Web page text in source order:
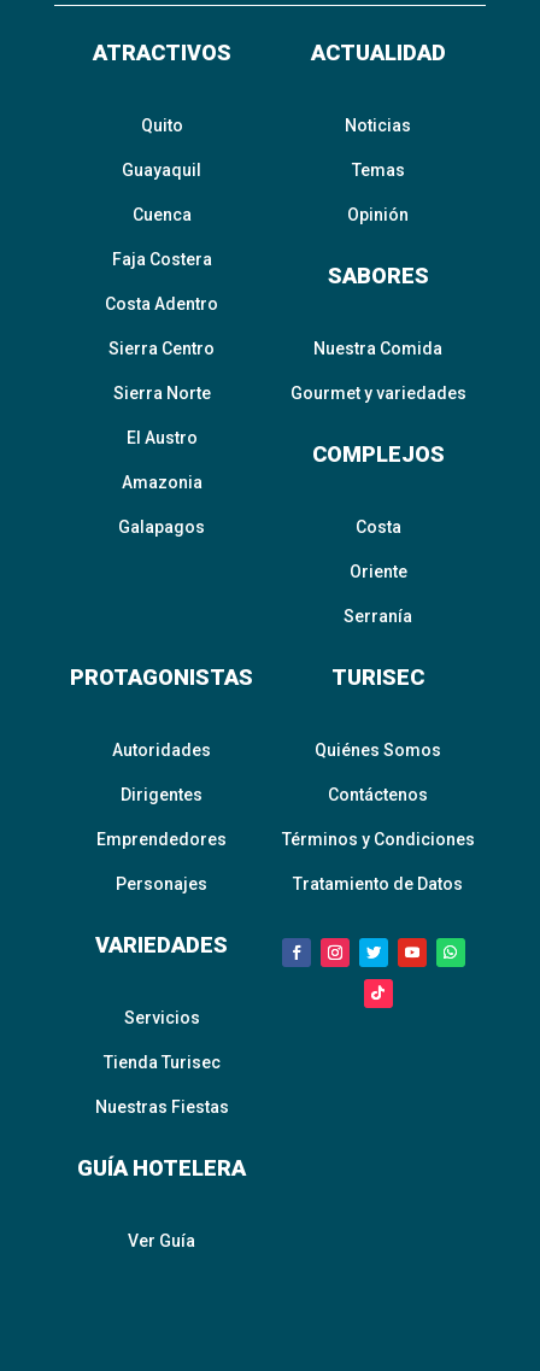
ATRACTIVOS
Quito
Guayaquil
Cuenca
Faja Costera
Costa Adentro
Sierra Centro
Sierra Norte
El Austro
Amazonia
Galapagos
ACTUALIDAD
Noticias
Temas
Opinión
SABORES
Nuestra Comida
Gourmet y variedades
COMPLEJOS
Costa
Oriente
Serranía
PROTAGONISTAS
Autoridades
Dirigentes
Emprendedores
Personajes
VARIEDADES
Servicios
Tienda Turisec
Nuestras Fiestas
GUÍA HOTELERA
Ver Guía
TURISEC
Quiénes Somos
Contáctenos
Términos y Condiciones
Tratamiento de Datos